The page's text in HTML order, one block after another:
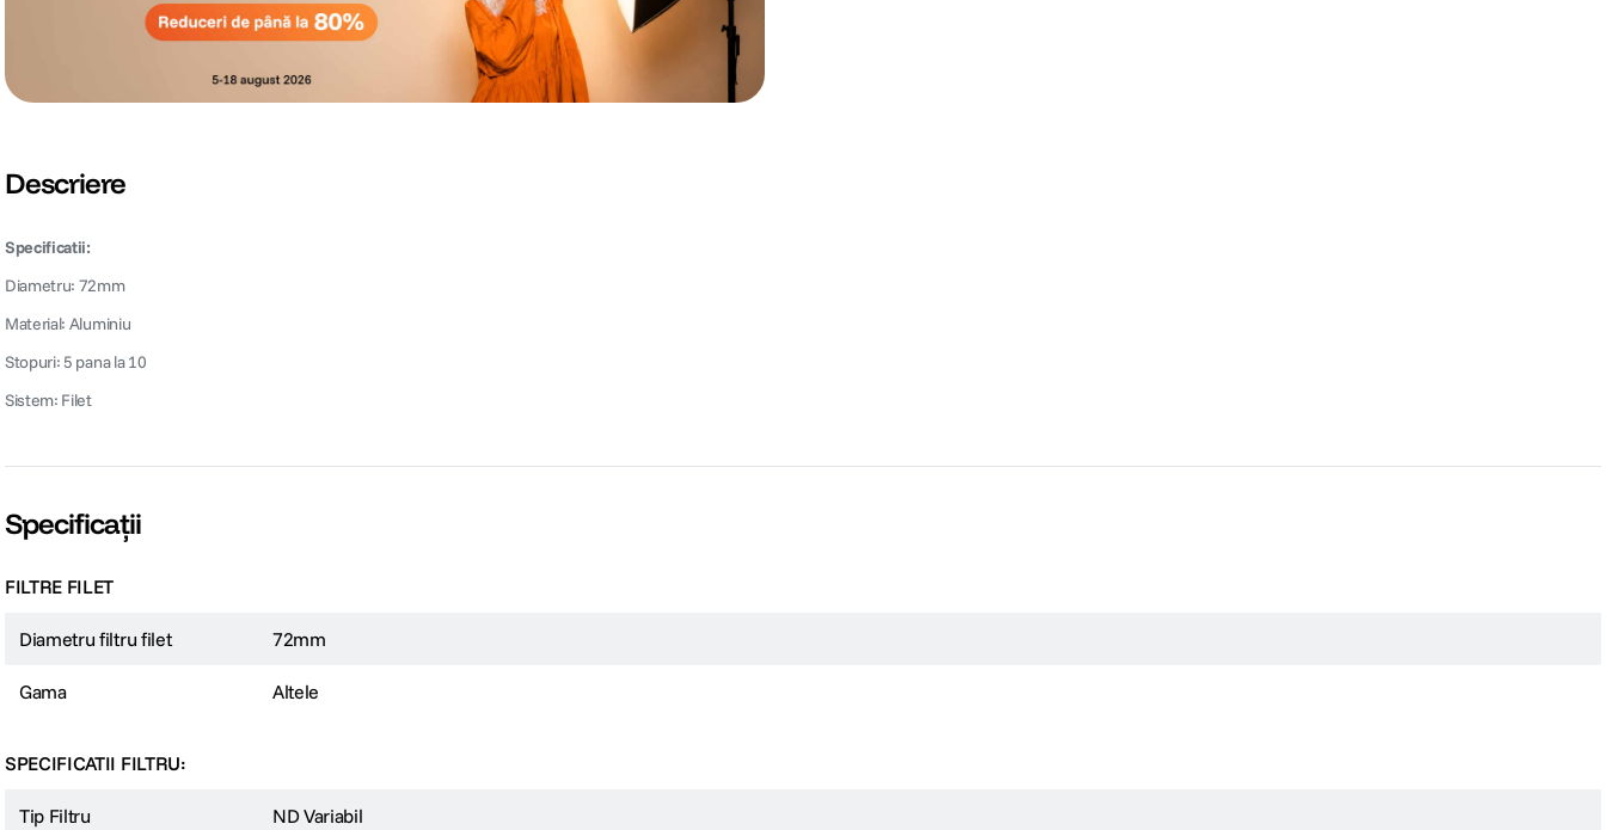
Descriere
Specificatii:
Diametru: 72mm
Material: Aluminiu
Stopuri: 5 pana la 10
Sistem: Filet
Specificații
FILTRE FILET
Diametru filtru filet 72mm
Gama Altele
SPECIFICATII FILTRU:
Tip Filtru ND Variabil